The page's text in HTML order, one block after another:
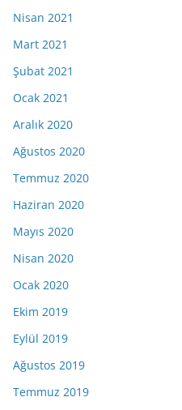
Nisan 2021
Mart 2021
Şubat 2021
Ocak 2021
Aralık 2020
Ağustos 2020
Temmuz 2020
Haziran 2020
Mayıs 2020
Nisan 2020
Ocak 2020
Ekim 2019
Eylül 2019
Ağustos 2019
Temmuz 2019